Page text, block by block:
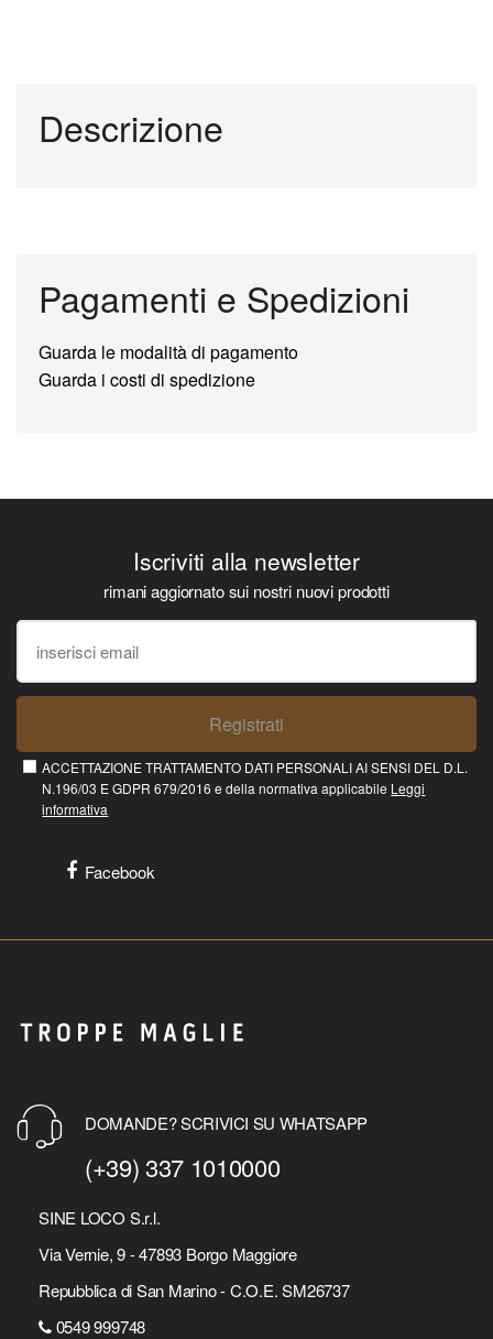
Descrizione
Pagamenti e Spedizioni
Guarda le modalità di pagamento
Guarda i costi di spedizione
Iscriviti alla newsletter
rimani aggiornato sui nostri nuovi prodotti
Registrati
ACCETTAZIONE TRATTAMENTO DATI PERSONALI AI SENSI DEL D.L.
N.196/03 E GDPR 679/2016 e della normativa applicabile Leggi
informativa
Facebook
DOMANDE? SCRIVICI SU WHATSAPP
(+39) 337 1010000
SINE LOCO S.r.l.
Via Vernie, 9 - 47893 Borgo Maggiore
Repubblica di San Marino - C.O.E. SM26737
0549 999748